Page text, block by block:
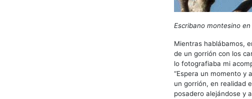
Escribano montesino en
Mientras hablábamos,
de un gorrión con los
lo fotografiaba mi
“Espera un momento y
un gorrión, en realidad
posadero alejándose y